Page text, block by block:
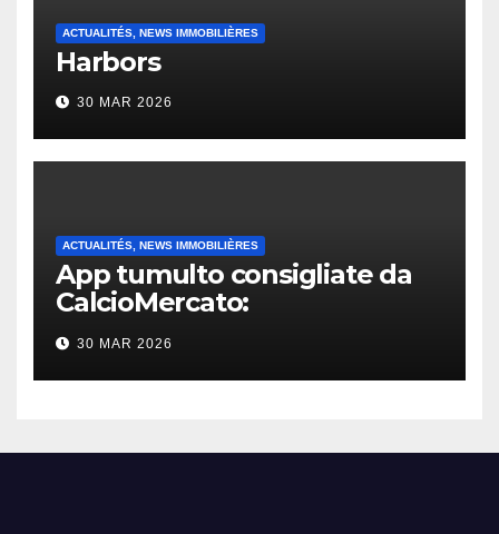
ACTUALITÉS, NEWS IMMOBILIÈRES
Harbors
30 MAR 2026
ACTUALITÉS, NEWS IMMOBILIÈRES
App tumulto consigliate da
CalcioMercato:
considerazione di gennaio
2026
30 MAR 2026